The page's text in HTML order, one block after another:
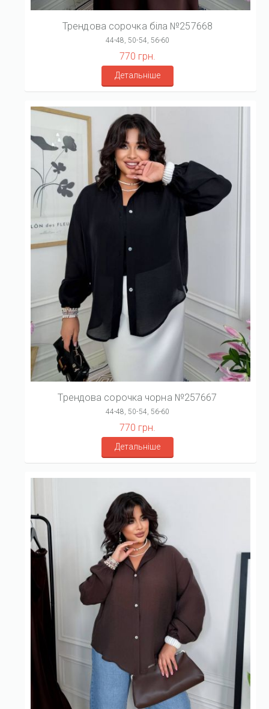
Трендова сорочка біла №257668
44-48, 50-54, 56-60
770 грн.
Детальніше
Трендова сорочка чорна №257667
44-48, 50-54, 56-60
770 грн.
Детальніше